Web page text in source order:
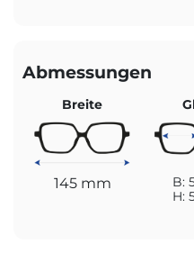
Abmessungen
Breite
145 mm
B:
H: